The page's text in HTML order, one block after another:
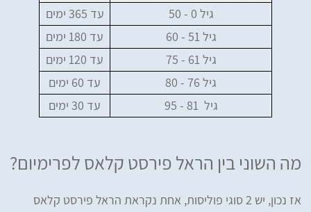
גיל 0 - 50
עד 365 ימים
גיל 51 - 60
עד 180 ימים
גיל 61 - 75
עד 120 ימים
גיל 76 - 80
עד 60 ימים
גיל 81 - 95
עד 30 ימים
מה השוני בין הראל פירסט קלאס לפרימיום?
אז נכון, יש 2 סוגי פוליסות, אחת נקראת הראל פירסט קלאס